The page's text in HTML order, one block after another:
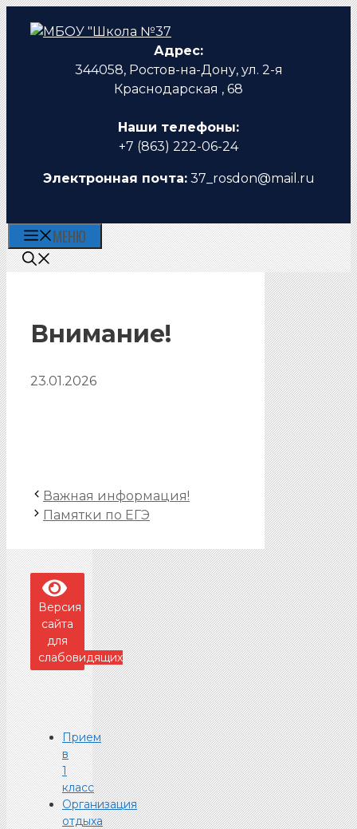
Перейти
к
содержимому
Адрес:
344058, Ростов-на-Дону, ул. 2-я
Краснодарская , 68
Наши телефоны:
+7 (863) 222-06-24
Электронная почта:37_rosdon@mail.ru
МЕНЮ
Внимание!
23.01.2026
Важная информация!
Памятки по ЕГЭ
Версия
сайта
для
слабовидящих
Прием
в
1
класс
Организация
отдыха